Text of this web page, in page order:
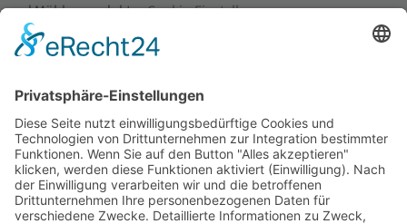
und Mühlenprodukte ·Cookie-Einstellungen
Alle Preise inkl. der gesetzlichen MwSt.